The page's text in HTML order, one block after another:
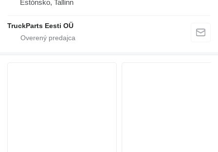
Estónsko, Tallinn
TruckParts Eesti OÜ